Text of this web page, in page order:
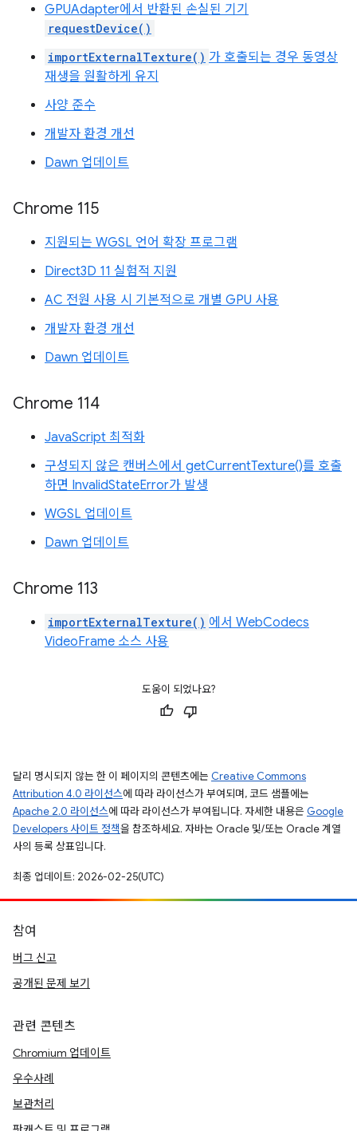
GPUAdapter에서 반환된 손실된 기기
requestDevice()
importExternalTexture() 가 호출되는 경우 동영상
재생을 원활하게 유지
사양 준수
개발자 환경 개선
Dawn 업데이트
Chrome 115
지원되는 WGSL 언어 확장 프로그램
Direct3D 11 실험적 지원
AC 전원 사용 시 기본적으로 개별 GPU 사용
개발자 환경 개선
Dawn 업데이트
Chrome 114
JavaScript 최적화
구성되지 않은 캔버스에서 getCurrentTexture()를 호출
하면 InvalidStateError가 발생
WGSL 업데이트
Dawn 업데이트
Chrome 113
importExternalTexture() 에서 WebCodecs
VideoFrame 소스 사용
도움이 되었나요?
달리 명시되지 않는 한 이 페이지의 콘텐츠에는 Creative Commons
Attribution 4.0 라이선스에 따라 라이선스가 부여되며, 코드 샘플에는
Apache 2.0 라이선스에 따라 라이선스가 부여됩니다. 자세한 내용은 Google
Developers 사이트 정책을 참조하세요. 자바는 Oracle 및/또는 Oracle 계열
사의 등록 상표입니다.
최종 업데이트: 2026-02-25(UTC)
참여
버그 신고
공개된 문제 보기
관련 콘텐츠
Chromium 업데이트
우수사례
보관처리